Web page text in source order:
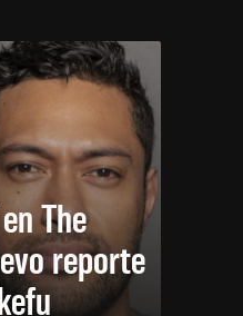
The
reporte